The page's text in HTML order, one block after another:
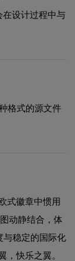
在设计过程中与
格式的源文件
式徽章中惯用
动静结合，体
与稳定的国际化
，快乐之翼。